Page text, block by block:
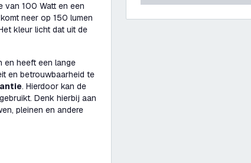
van 100 Watt en een
neer op 150 lumen
kleur licht dat uit de
en heeft een lange
en betrouwbaarheid te
. Hierdoor kan de
Denk hierbij aan
pleinen en andere